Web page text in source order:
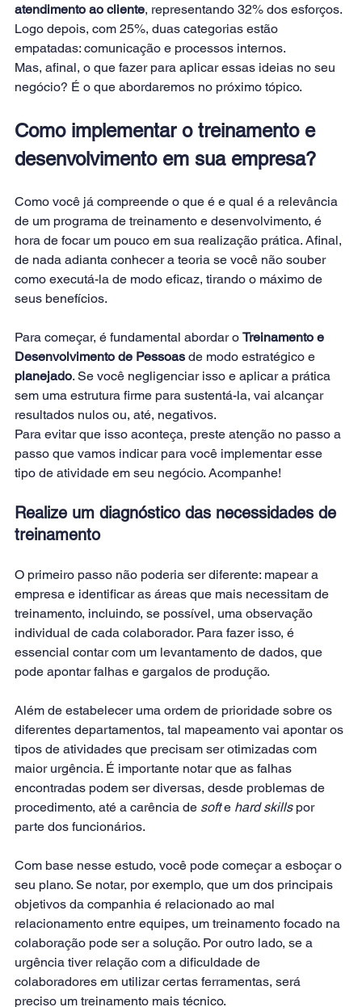
atendimento ao cliente, representando 32% dos esforços.
Logo depois, com 25%, duas categorias estão
empatadas: comunicação e processos internos.
Mas, afinal, o que fazer para aplicar essas ideias no seu
negócio? É o que abordaremos no próximo tópico.
Como implementar o treinamento e
desenvolvimento em sua empresa?
Como você já compreende o que é e qual é a relevância
de um programa de treinamento e desenvolvimento, é
hora de focar um pouco em sua realização prática. Afinal,
de nada adianta conhecer a teoria se você não souber
como executá-la de modo eficaz, tirando o máximo de
seus benefícios.
Para começar, é fundamental abordar o Treinamento e
Desenvolvimento de Pessoas de modo estratégico e
planejado. Se você negligenciar isso e aplicar a prática
sem uma estrutura firme para sustentá-la, vai alcançar
resultados nulos ou, até, negativos.
Para evitar que isso aconteça, preste atenção no passo a
passo que vamos indicar para você implementar esse
tipo de atividade em seu negócio. Acompanhe!
Realize um diagnóstico das necessidades de
treinamento
O primeiro passo não poderia ser diferente: mapear a
empresa e identificar as áreas que mais necessitam de
treinamento, incluindo, se possível, uma observação
individual de cada colaborador. Para fazer isso, é
essencial contar com um levantamento de dados, que
pode apontar falhas e gargalos de produção.
Além de estabelecer uma ordem de prioridade sobre os
diferentes departamentos, tal mapeamento vai apontar os
tipos de atividades que precisam ser otimizadas com
maior urgência. É importante notar que as falhas
encontradas podem ser diversas, desde problemas de
procedimento, até a carência de soft e hard skills por
parte dos funcionários.
Com base nesse estudo, você pode começar a esboçar o
seu plano. Se notar, por exemplo, que um dos principais
objetivos da companhia é relacionado ao mal
relacionamento entre equipes, um treinamento focado na
colaboração pode ser a solução. Por outro lado, se a
urgência tiver relação com a dificuldade de
colaboradores em utilizar certas ferramentas, será
preciso um treinamento mais técnico.